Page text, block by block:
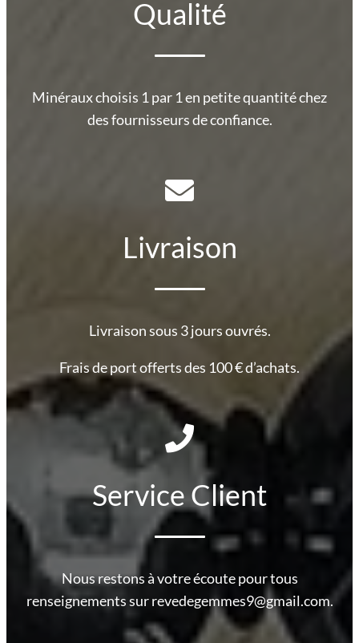
Qualité
Minéraux choisis 1 par 1 en petite quantité chez
des fournisseurs de confiance.
Livraison
Livraison sous 3 jours ouvrés.
Frais de port offerts des 100 € d’achats.
Service Client
Nous restons à votre écoute pour tous
renseignements sur revedegemmes9@gmail.com.